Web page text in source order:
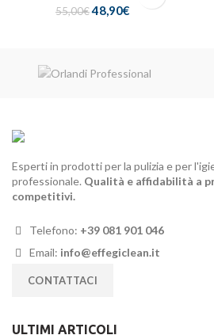
55,00€
Il prezzo
48,90€
48,90€.
Esperti in prodotti per la pulizia e per
professionale. Qualità e affidabilità a
competitivi.
Telefono: +39 081 901 046
Email: info@effegiclean.it
CONTATTACI
ULTIMI ARTICOLI